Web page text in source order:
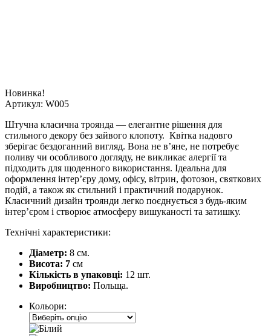
Новинка!
Артикул: W005
Штучна класична троянда — елегантне рішення для
стильного декору без зайвого клопоту. Квітка надовго
зберігає бездоганний вигляд. Вона не в’яне, не потребує
поливу чи особливого догляду, не викликає алергії та
підходить для щоденного використання. Ідеальна для
оформлення інтер’єру дому, офісу, вітрин, фотозон, святкових
подій, а також як стильний і практичний подарунок.
Класичний дизайн троянди легко поєднується з будь-яким
інтер’єром і створює атмосферу вишуканості та затишку.
Технічні характеристики:
Діаметр: 8 см.
Висота: 7 см
Кількість в упаковці: 12 шт.
Виробництво: Польща.
Кольори: